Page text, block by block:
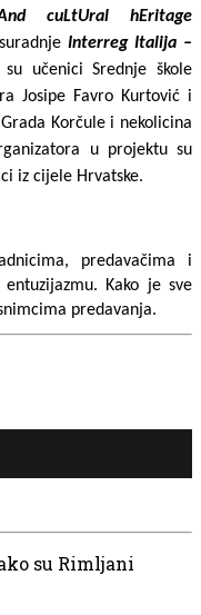
cuLtUral hEritage
Interreg Italija –
učenici Srednje škole
Josipe Favro Kurtović i
Korčule i nekolicina
u projektu su
iz cijele Hrvatske.
predavačima i
Kako je sve
predavanja.
su Rimljani